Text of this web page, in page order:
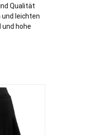
Qualität
leichten
hohe